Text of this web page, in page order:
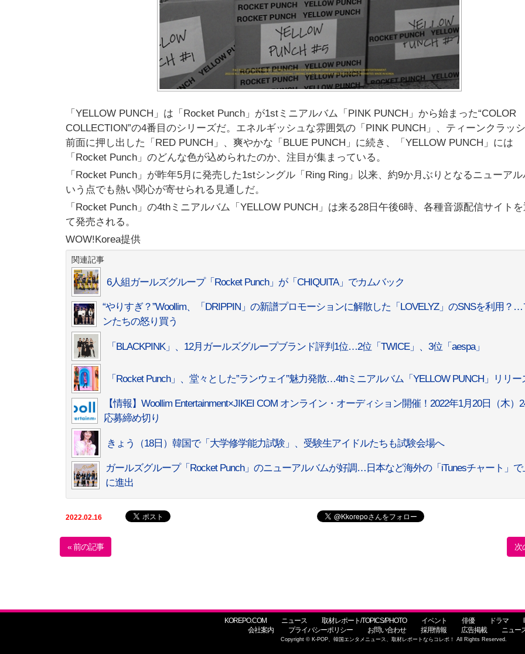
「YELLOW PUNCH」は「Rocket Punch」が1stミニアルバム「PINK PUNCH」から始まった“COLOR
COLLECTION”の4番目のシリーズだ。エネルギッシュな雰囲気の「PINK PUNCH」、ティーンクラッ
前面に押し出した「RED PUNCH」、爽やかな「BLUE PUNCH」に続き、「YELLOW PUNCH」には
「Rocket Punch」のどんな色が込められたのか、注目が集まっている。
「Rocket Punch」が昨年5月に発売した1stシングル「Ring Ring」以来、約9か月ぶりとなるニューアル
いう点でも熱い関心が寄せられる見通しだ。
「Rocket Punch」の4thミニアルバム「YELLOW PUNCH」は来る28日午後6時、各種音源配信サイトを
て発売される。
WOW!Korea提供
関連記事
6人組ガールズグループ「Rocket Punch」が「CHIQUITA」でカムバック
“やりすぎ？”Woollim、「DRIPPIN」の新譜プロモーションに解散した「LOVELYZ」のSNSを利用？…
ンたちの怒り買う
「BLACKPINK」、12月ガールズグループブランド評判1位…2位「TWICE」、3位「aespa」
「Rocket Punch」、堂々とした”ランウェイ”魅力発散…4thミニアルバム「YELLOW PUNCH」リリー
【情報】Woollim Entertainment×JIKEI COM オンライン・オーディション開催！2022年1月20日（木）
応募締め切り
きょう（18日）韓国で「大学修学能力試験」、受験生アイドルたちも試験会場へ
ガールズグループ「Rocket Punch」のニューアルバムが好調…日本など海外の「iTunesチャート」で
に進出
2022.02.16
« 前の記事 次
KOREPO.COM ニュース 取材レポート/TOPICS/PHOTO イベント 俳優 ドラマ
会社案内
プライバシーポリシー お問い合わせ 採用情報 広告掲載 ニュー
Copyright © K-POP、韓国エンタメニュース、取材レポートならコレポ！ All Rights Reserved.